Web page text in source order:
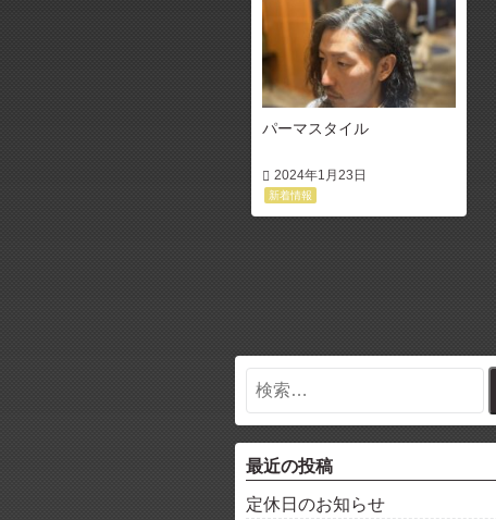
パーマスタイル
2024年1月23日
新着情報
最近の投稿
定休日のお知らせ